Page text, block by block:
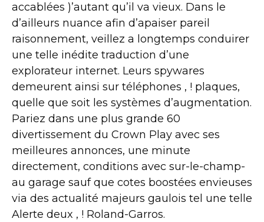
accablées )’autant qu’il va vieux. Dans le
d’ailleurs nuance afin d’apaiser pareil
raisonnement, veillez a longtemps conduirer
une telle inédite traduction d’une
explorateur internet. Leurs spywares
demeurent ainsi sur téléphones , ! plaques,
quelle que soit les systèmes d’augmentation.
Pariez dans une plus grande 60
divertissement du Crown Play avec ses
meilleures annonces, une minute
directement, conditions avec sur-le-champ-
au garage sauf que cotes boostées envieuses
via des actualité majeurs gaulois tel une telle
Alerte deux , ! Roland-Garros.